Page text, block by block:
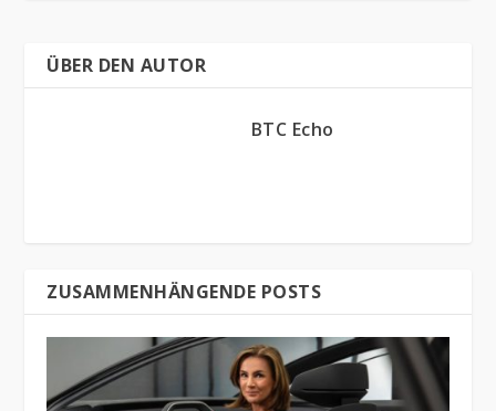
ÜBER DEN AUTOR
BTC Echo
ZUSAMMENHÄNGENDE POSTS